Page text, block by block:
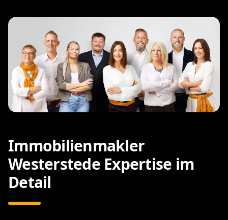
Immobilienmakler
Westerstede Expertise im
Detail